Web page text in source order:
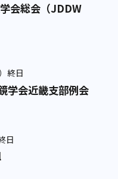
会総会（JDDW
終日
会近畿支部例会
日